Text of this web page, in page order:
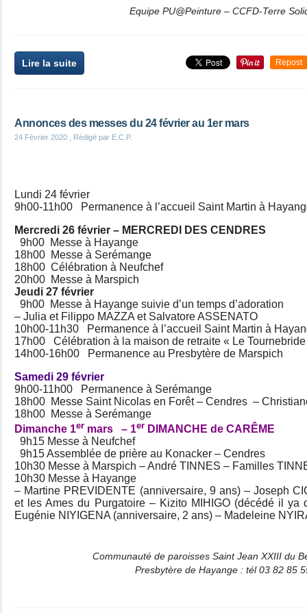
Equipe PU@Peinture – CCFD-Terre
Lire la suite Repost
Annonces des messes du 24 février au 1er mars
24 Février 2020 , Rédigé par E.C.P.
Lundi 24 février
9h00-11h00 Permanence à l’accueil Saint Martin à
Mercredi 26 février – MERCREDI DES CENDRES
9h00 Messe à Hayange
18h00 Messe à Serémange
18h00 Célébration à Neufchef
20h00 Messe à Marspich
Jeudi 27 février
9h00 Messe à Hayange suivie d’un temps d’adoration
– Julia et Filippo MAZZA et Salvatore ASSENATO
10h00-11h30 Permanence à l’accueil Saint Martin à
17h00 Célébration à la maison de retraite « Le
14h00-16h00 Permanence au Presbytère de Marspich
Samedi 29 février
9h00-11h00 Permanence à Serémange
18h00 Messe Saint Nicolas en Forêt – Cendres –
18h00 Messe à Serémange
Dimanche 1er mars – 1er DIMANCHE de CARÊME
9h15 Messe à Neufchef
9h15 Assemblée de prière au Konacker – Cendres
10h30 Messe à Marspich – André TINNES – Familles
10h30 Messe à Hayange
– Martine PREVIDENTE (anniversaire, 9 ans) – Joseph
et les Ames du Purgatoire – Kizito MIHIGO (décédé il ya
Eugénie NIYIGENA (anniversaire, 2 ans) – Madeleine
Communauté de paroisses Saint Jean XXIII du
Presbytère de Hayange : tél 03 82 85